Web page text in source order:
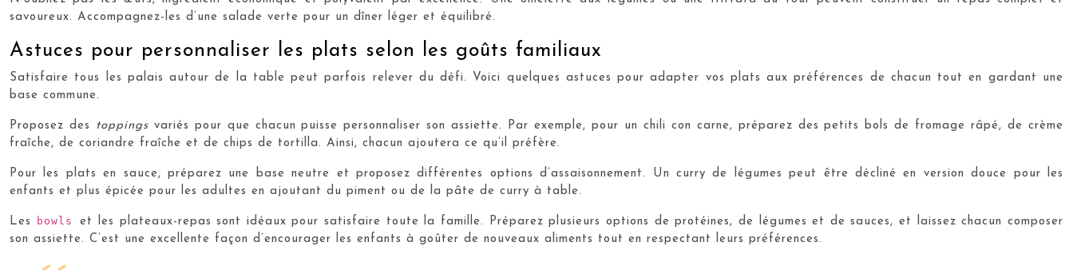
savoureux. Accompagnez-les d’une salade verte pour un dîner léger et équilibré.
Astuces pour personnaliser les plats selon les goûts familiaux
Satisfaire tous les palais autour de la table peut parfois relever du défi. Voici quelques astuces pour adapter vos plats aux préférences de chacun tout en gardant une
base commune.
Proposez des toppings variés pour que chacun puisse personnaliser son assiette. Par exemple, pour un chili con carne, préparez des petits bols de fromage râpé, de crème
fraîche, de coriandre fraîche et de chips de tortilla. Ainsi, chacun ajoutera ce qu’il préfère.
Pour les plats en sauce, préparez une base neutre et proposez différentes options d’assaisonnement. Un curry de légumes peut être décliné en version douce pour les
enfants et plus épicée pour les adultes en ajoutant du piment ou de la pâte de curry à table.
Les bowlset les plateaux-repas sont idéaux pour satisfaire toute la famille. Préparez plusieurs options de protéines, de légumes et de sauces, et laissez chacun composer
son assiette. C’est une excellente façon d’encourager les enfants à goûter de nouveaux aliments tout en respectant leurs préférences.